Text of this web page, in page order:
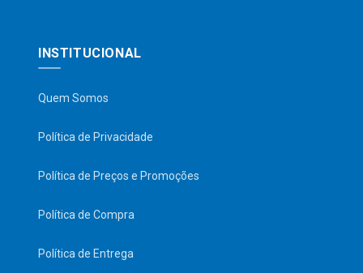
INSTITUCIONAL
Quem Somos
Política de Privacidade
Política de Preços e Promoções
Política de Compra
Política de Entrega